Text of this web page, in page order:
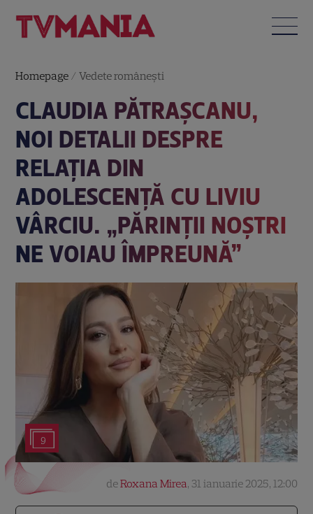
Homepage /Vedete româneşti
CLAUDIA PĂTRAȘCANU,
NOI DETALII DESPRE
RELAȚIA DIN
ADOLESCENȚĂ CU LIVIU
VÂRCIU. „PĂRINȚII NOȘTRI
NE VOIAU ÎMPREUNĂ”
9
deRoxana Mirea, 31 ianuarie 2025, 12:00